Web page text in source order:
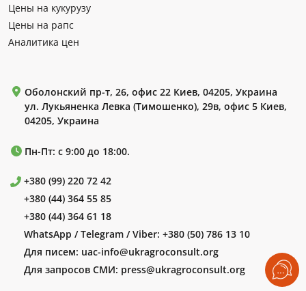
Цены на кукурузу
Цены на рапс
Аналитика цен
Оболонский пр-т, 26, офис 22 Киев, 04205, Украина
ул. Лукьяненка Левка (Тимошенко), 29в, офис 5 Киев,
04205, Украина
Пн-Пт: с 9:00 до 18:00.
+380 (99) 220 72 42
+380 (44) 364 55 85
+380 (44) 364 61 18
WhatsApp / Telegram / Viber: +380 (50) 786 13 10
Для писем: uac-info@ukragroconsult.org
Для запросов СМИ: press@ukragroconsult.org